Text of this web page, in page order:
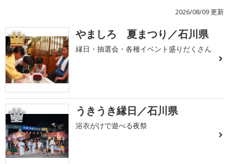
2026/08/09 更新
1 やましろ 夏まつり／石川県
縁日・抽選会・各種イベント盛りだくさん
2 うきうき縁日／石川県
浴衣がけで遊べる夜祭